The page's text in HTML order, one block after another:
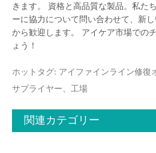
きます。 資格と高品質な製品。私た
ーに協力について問い合わせて、新
から歓迎します。 アイケア市場での
ょう！
ホットタグ: アイファインライン修復
サプライヤー、工場
関連カテゴリー